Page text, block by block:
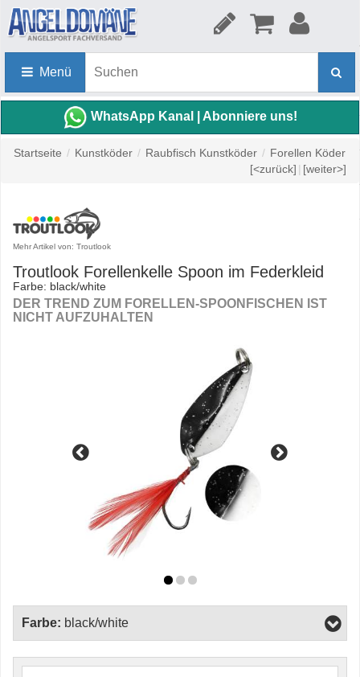
Menü
WhatsApp Kanal | Abonniere uns!
Startseite / Kunstköder / Raubfisch Kunstköder / Forellen Köder
[<zurück] | [weiter>]
Mehr Artikel von: Troutlook
Troutlook Forellenkelle Spoon im Federkleid
Farbe: black/white
DER TREND ZUM FORELLEN-SPOONFISCHEN IST
NICHT AUFZUHALTEN
Farbe: black/white